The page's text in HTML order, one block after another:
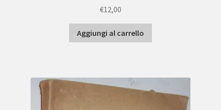
€12,00
Aggiungi al carrello